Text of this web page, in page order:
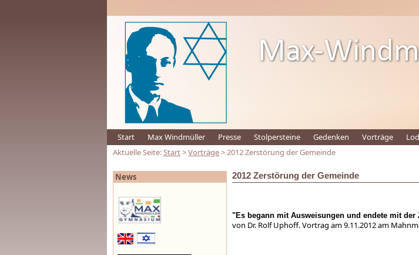
News
Start Max Windmüller Presse Stolpersteine Gedenken Vorträge
Aktuelle Seite:Start>Vorträge> 2012 Zerstörung der Gemeinde
2012 Zerstörung der Gemeinde
"Es begann mit Ausweisungen und endete mit
von Dr. Rolf Uphoff. Vortrag am 9.11.2012 am